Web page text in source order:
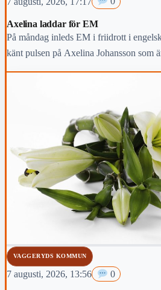
Axelina laddar för EM
På måndag inleds EM i friidrott i
känt pulsen på Axelina Johansson som
VAGGERYDS KOMMUN
7 augusti, 2026, 13:56 0